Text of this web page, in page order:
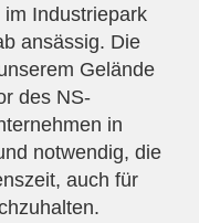
Industriepark
ansässig. Die
Gelände
des NS-
in
notwendig, die
auch für